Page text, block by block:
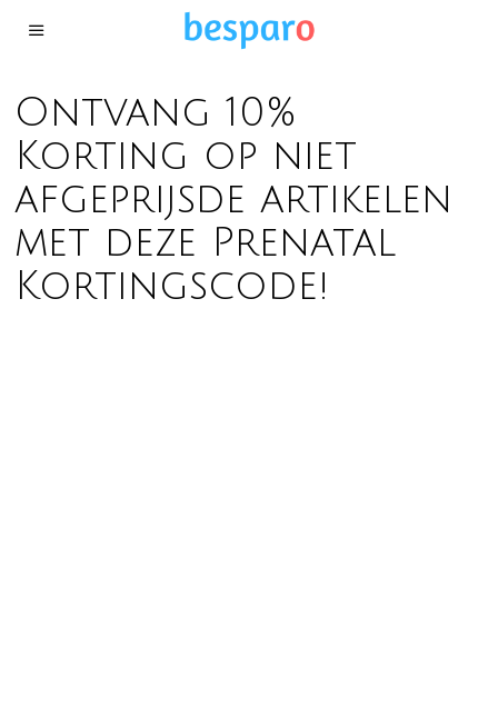
Ontvang 10%
Korting op niet
afgeprijsde artikelen
met deze Prenatal
Kortingscode!